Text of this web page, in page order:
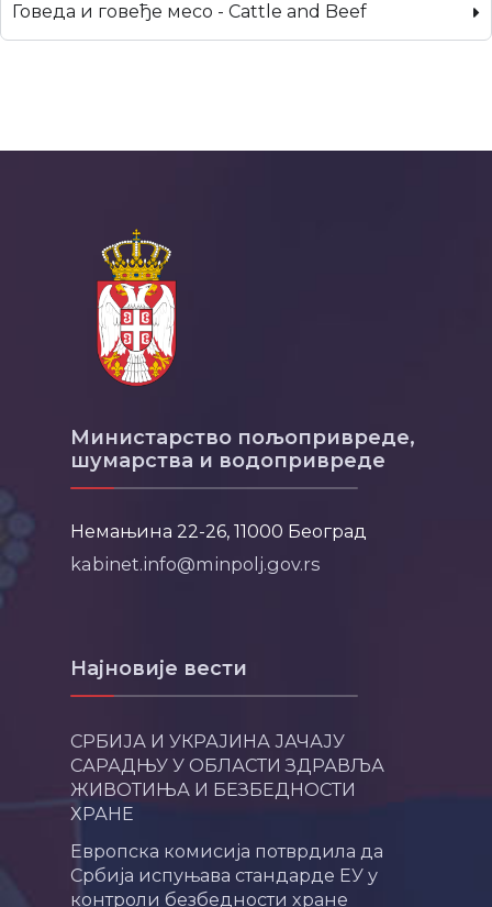
Говеда и говеђе месо - Cattle and Beef
Министарство пољопривреде,
шумарства и водопривреде
Немањина 22-26, 11000 Београд
kabinet.info@minpolj.gov.rs
Најновије вести
СРБИЈА И УКРАЈИНА ЈАЧАЈУ
САРАДЊУ У ОБЛАСТИ ЗДРАВЉА
ЖИВОТИЊА И БЕЗБЕДНОСТИ
ХРАНЕ
Европска комисија потврдила да
Србија испуњава стандарде ЕУ у
контроли безбедности хране